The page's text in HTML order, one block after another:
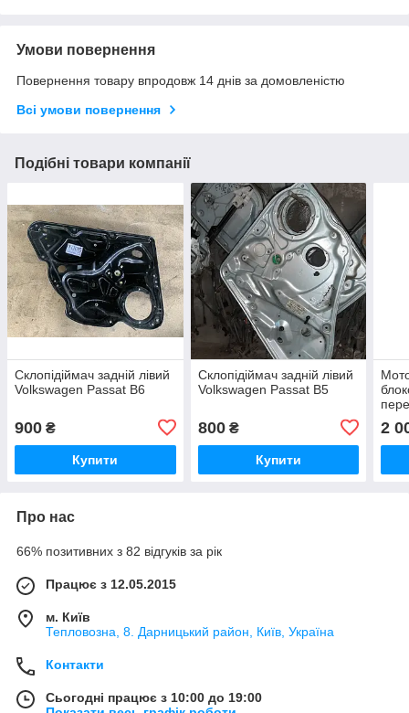
Умови повернення
Повернення товару впродовж 14 днів за домовленістю
Всі умови повернення
Подібні товари компанії
Склопідіймач задній лівий
Volkswagen Passat B6
900 ₴
Купити
Склопідіймач задній лівий
Volkswagen Passat B5
800₴
Купити
2
Про нас
66% позитивних з 82 відгуків за рік
Працює з 12.05.2015
м. Київ
Тепловозна, 8. Дарницький район, Київ, Україна
Контакти
Сьогодні працює з 10:00 до 19:00